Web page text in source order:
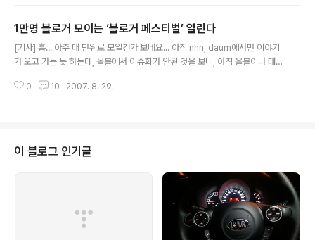
면 좋겠습니다.
1만명 블로거 모이는 ‘블로거 페스티벌’ 열린다
[기사] 흠... 아주 대 단위로 모일건가 보네요... 아직 nhn, daum에서만 이야기
가 오고 가는 듯 하는데, 올블에서 이슈화가 안된 것을 보니, 아직 올블이나 태터
0 10 2007. 8. 29.
이 블로그 인기글